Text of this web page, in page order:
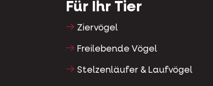
Für Ihr Tier
Ziervögel
Freilebende Vögel
Stelzenläufer & Laufvögel